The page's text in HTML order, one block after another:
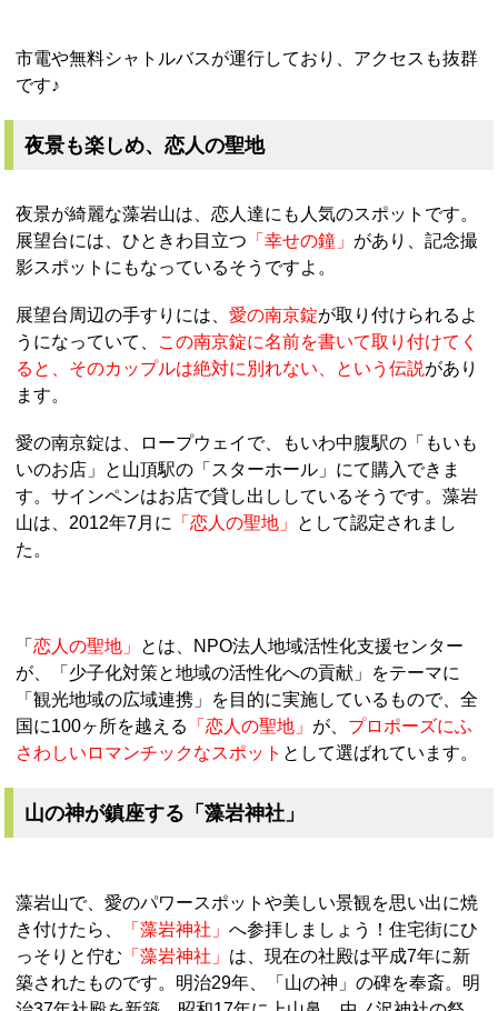
市電や無料シャトルバスが運行しており、アクセスも抜群
です♪
夜景も楽しめ、恋人の聖地
夜景が綺麗な藻岩山は、恋人達にも人気のスポットです。
展望台には、ひときわ目立つ 「幸せの鐘」 があり、記念撮
影スポットにもなっているそうですよ。
展望台周辺の手すりには、愛の南京錠が取り付けられるよ
うになっていて、 この南京錠に名前を書いて取り付けてく
ると、そのカップルは絶対に別れない、という伝説があり
ます。
愛の南京錠は、ロープウェイで、もいわ中腹駅の「もいも
いのお店」と山頂駅の「スターホール」にて購入できま
す。サインペンはお店で貸し出ししているそうです。藻岩
山は、2012年7月に
「恋人の聖地」 として認定されまし
た。
「恋人の聖地」 とは、NPO法人地域活性化支援センター
が、「少子化対策と地域の活性化への貢献」をテーマに
「観光地域の広域連携」を目的に実施しているもので、全
国に100ヶ所を越える
「恋人の聖地」 が、 プロポーズにふ
さわしいロマンチックなスポット として選ばれています。
山の神が鎮座する「藻岩神社」
藻岩山で、愛のパワースポットや美しい景観を思い出に焼
き付けたら、
「藻岩神社」へ参拝しましょう！住宅街にひ
っそりと佇む 「藻岩神社」 は、現在の社殿は平成7年に新
築されたものです。明治29年、「山の神」の碑を奉斎。明